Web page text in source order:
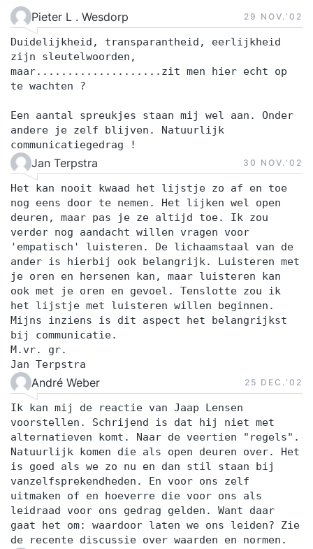
Pieter L . Wesdorp 29 NOV.‘02
Duidelijkheid, transparantheid, eerlijkheid
zijn sleutelwoorden,
maar....................zit men hier echt op
te wachten ?
Een aantal spreukjes staan mij wel aan. Onder
andere je zelf blijven. Natuurlijk
communicatiegedrag !
Jan Terpstra 30 NOV.‘02
Het kan nooit kwaad het lijstje zo af en toe
nog eens door te nemen. Het lijken wel open
deuren, maar pas je ze altijd toe. Ik zou
verder nog aandacht willen vragen voor
'empatisch' luisteren. De lichaamstaal van de
ander is hierbij ook belangrijk. Luisteren met
je oren en hersenen kan, maar luisteren kan
ook met je oren en gevoel. Tenslotte zou ik
het lijstje met luisteren willen beginnen.
Mijns inziens is dit aspect het belangrijkst
bij communicatie.
M.vr. gr.
Jan Terpstra
André Weber 25 DEC.‘02
Ik kan mij de reactie van Jaap Lensen
voorstellen. Schrijend is dat hij niet met
alternatieven komt. Naar de veertien "regels".
Natuurlijk komen die als open deuren over. Het
is goed als we zo nu en dan stil staan bij
vanzelfsprekendheden. En voor ons zelf
uitmaken of en hoeverre die voor ons als
leidraad voor ons gedrag gelden. Want daar
gaat het om: waardoor laten we ons leiden? Zie
de recente discussie over waarden en normen.